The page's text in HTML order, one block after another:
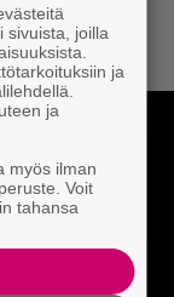
sivuista, joilla
ja
ja
myös ilman
Voit
tahansa